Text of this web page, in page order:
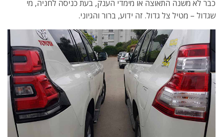
כבר לא משנה התאוצה או מימדי הענק, בעת כניסה לחניה, מי
שגדול – מטיל צל גדול. זה ידוע, ברור והגיוני.